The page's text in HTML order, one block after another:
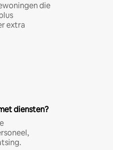
die
extra
diensten?